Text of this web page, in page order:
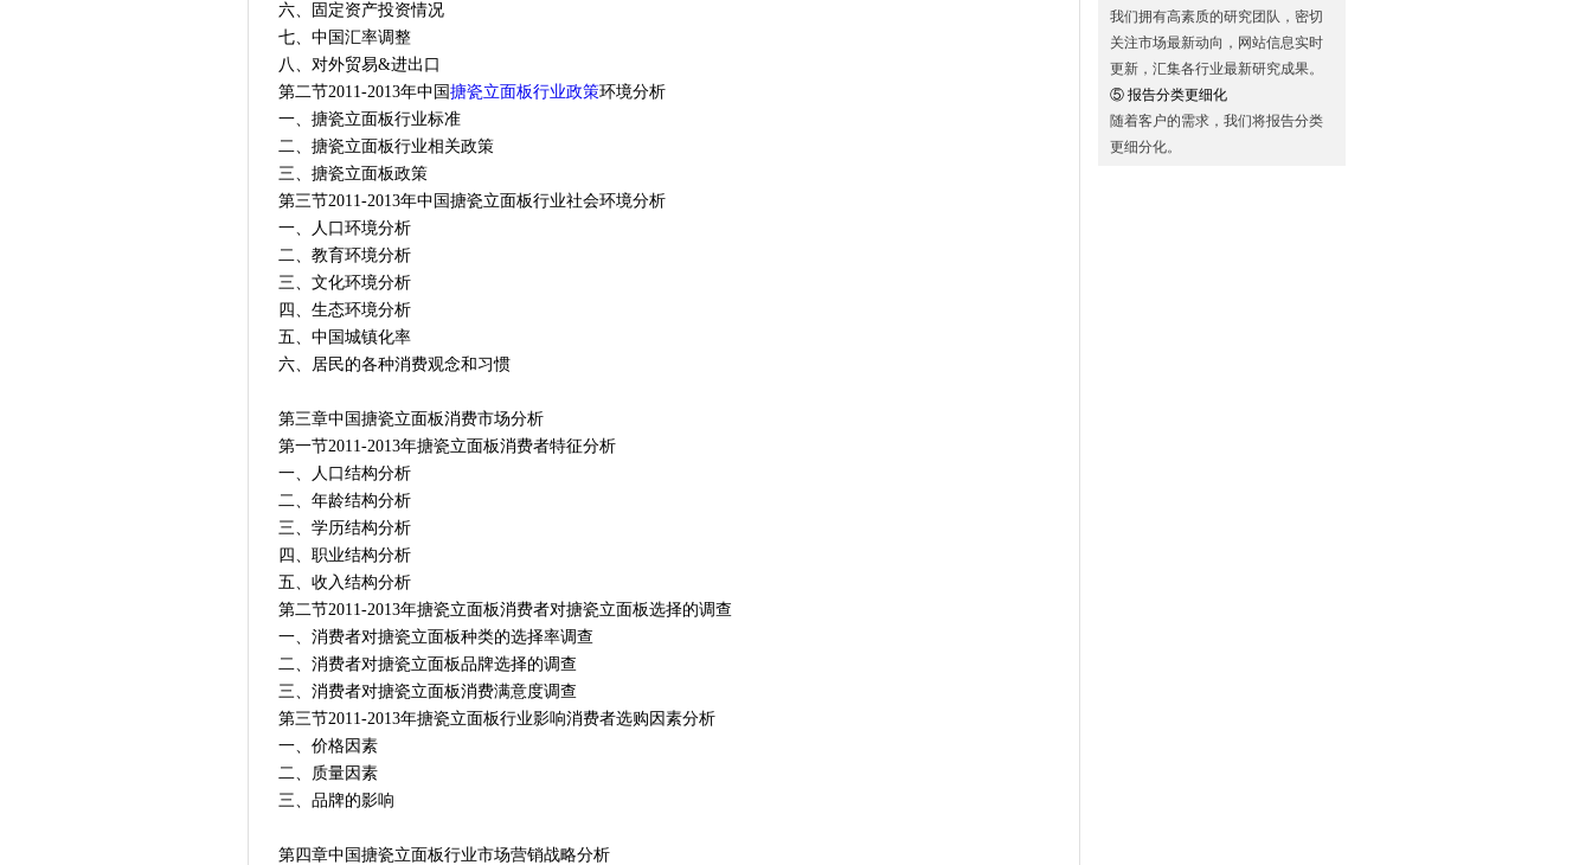
六、固定资产投资情况
七、中国汇率调整
八、对外贸易&进出口
第二节2011-2013年中国 搪瓷立面板行业政策环境分析
一、搪瓷立面板行业标准
二、搪瓷立面板行业相关政策
三、搪瓷立面板政策
第三节2011-2013年中国搪瓷立面板行业社会环境分析
一、人口环境分析
二、教育环境分析
三、文化环境分析
四、生态环境分析
五、中国城镇化率
六、居民的各种消费观念和习惯
第三章中国搪瓷立面板消费市场分析
第一节2011-2013年搪瓷立面板消费者特征分析
一、人口结构分析
二、年龄结构分析
三、学历结构分析
四、职业结构分析
五、收入结构分析
第二节2011-2013年搪瓷立面板消费者对搪瓷立面板选择的调查
一、消费者对搪瓷立面板种类的选择率调查
二、消费者对搪瓷立面板品牌选择的调查
三、消费者对搪瓷立面板消费满意度调查
第三节2011-2013年搪瓷立面板行业影响消费者选购因素分析
一、价格因素
二、质量因素
三、品牌的影响
第四章中国搪瓷立面板行业市场营销战略分析
我们拥有高素质的研究团队，密切
关注市场最新动向，网站信息实时
更新，汇集各行业最新研究成果。
⑤ 报告分类更细化
随着客户的需求，我们将报告分类
更细分化。